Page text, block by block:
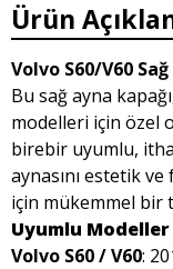
Ürün
Volvo S60/V60
Bu sağ ayna
modelleri için özel
birebir uyumlu,
aynasını estetik
için mükemmel bir
Uyumlu Modeller
Volvo S60 / V60: